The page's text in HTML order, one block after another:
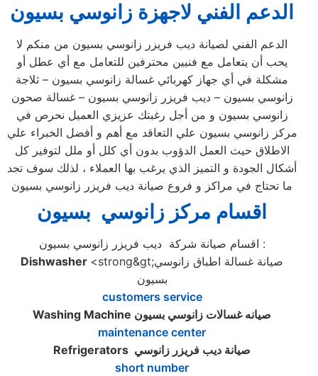
الدعم الفني لاجهزة زانوسي بسيون
الدعم الفني لصيانة ديب فريزر زانوسي بسيون من منكم لا
يحب أن يتعامل مع فنيين محترفين للتعامل مع أي عطل أو
مشكلة في أي جهاز كهربائي غسالة زانوسي بسيون – ثلاجة
زانوسي بسيون – ديب فريزر زانوسي بسيون – غسالة صحون
زانوسي بسيون و من أجل رغبتك عزيزي العميل نحرص في
مركز زانوسي بسيون علي التعاقد مع أهم و أفضل الخبراء علي
الاطلاق حيث العمل الدؤوب بدون أي كلل أو ملل لتوفير كل
أشكال الجودة و التميز الذي يرغب بها العملاء ، لذلك سوف تجد
ما تحتاج في مراكز و فروع صيانة ديب فريزر زانوسي بسيون
اقسام مركز زانوسي بسيون
اقسام صيانة شركة ديب فريزر زانوسي بسيون :
Dishwasher <strong&gt;صيانة غسالة اطباق زانوسي
بسيون
customers service
Washing Machine صيانه غسالات زانوسي بسيون
maintenance center
Refrigerators صيانة ديب فريزر زانوسي
short number